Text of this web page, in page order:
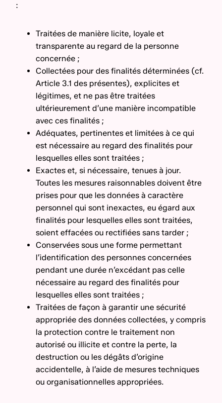
:
Traitées de manière licite, loyale et
transparente au regard de la personne
concernée ;
Collectées pour des finalités déterminées (cf.
Article 3.1 des présentes), explicites et
légitimes, et ne pas être traitées
ultérieurement d’une manière incompatible
avec ces finalités ;
Adéquates, pertinentes et limitées à ce qui
est nécessaire au regard des finalités pour
lesquelles elles sont traitées ;
Exactes et, si nécessaire, tenues à jour.
Toutes les mesures raisonnables doivent être
prises pour que les données à caractère
personnel qui sont inexactes, eu égard aux
finalités pour lesquelles elles sont traitées,
soient effacées ou rectifiées sans tarder ;
Conservées sous une forme permettant
l’identification des personnes concernées
pendant une durée n’excédant pas celle
nécessaire au regard des finalités pour
lesquelles elles sont traitées ;
Traitées de façon à garantir une sécurité
appropriée des données collectées, y compris
la protection contre le traitement non
autorisé ou illicite et contre la perte, la
destruction ou les dégâts d’origine
accidentelle, à l’aide de mesures techniques
ou organisationnelles appropriées.